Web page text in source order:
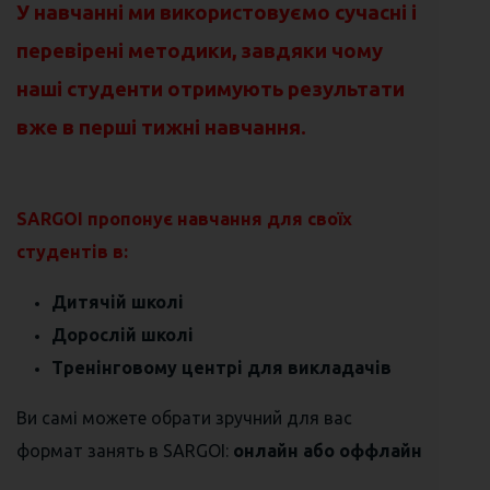
У навчанні ми використовуємо сучасні і
перевірені методики, завдяки чому
наші студенти отримують результати
вже в перші тижні навчання.
SARGOI пропонує навчання для своїх
студентів в:
Дитячій школі
Дорослій школі
Тренінговому центрі для викладачів
Ви самі можете обрати зручний для вас
формат занять в SARGOI: онлайн або оффлайн